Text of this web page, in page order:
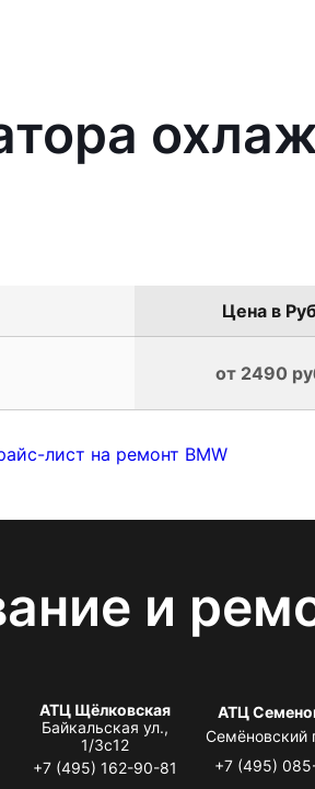
Цена в
от 2490
лист на ремонт BMW
и
АТЦ Щёлковская
Байкальская ул.,
1/3с12
+7 (495) 162-90-81
АТЦ
Семёновский
+7 (495)